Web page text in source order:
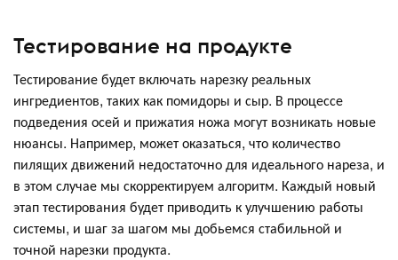
Тестирование на продукте
Тестирование будет включать нарезку реальных
ингредиентов, таких как помидоры и сыр. В процессе
подведения осей и прижатия ножа могут возникать новые
нюансы. Например, может оказаться, что количество
пилящих движений недостаточно для идеального нареза, и
в этом случае мы скорректируем алгоритм. Каждый новый
этап тестирования будет приводить к улучшению работы
системы, и шаг за шагом мы добьемся стабильной и
точной нарезки продукта.